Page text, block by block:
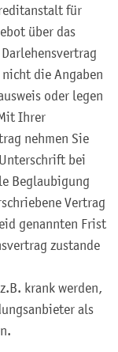
für
über das
nicht die Angaben
oder legen
Ihrer
nehmen Sie
bei
Beglaubigung
Vertrag
genannten Frist
zustande
krank werden,
als